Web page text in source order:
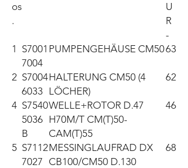
os
.
U
R
-
1 S7001
7004
PUMPENGEHÄUSE CM5063
2 S7004
6033
HALTERUNG CM50 (4
LÖCHER)
62
4 S7540
5036
B
WELLE+ROTOR D.47
H70M/T CM(T)50-
CAM(T)55
46
5 S7112
7027
MESSINGLAUFRAD DX
CB100/CM50 D.130
68